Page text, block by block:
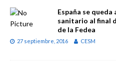
España se queda
sanitario al final
de la Fedea
27 septiembre, 2016 CESM